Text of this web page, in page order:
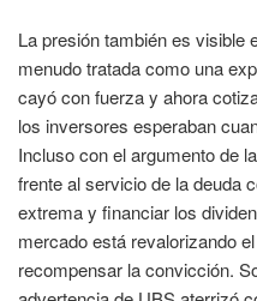
La presión también es visible
menudo tratada como una
cayó con fuerza y ahora
los inversores esperaban
Incluso con el argumento de
frente al servicio de la deuda
extrema y financiar los
mercado está revalorizando
recompensar la convicción.